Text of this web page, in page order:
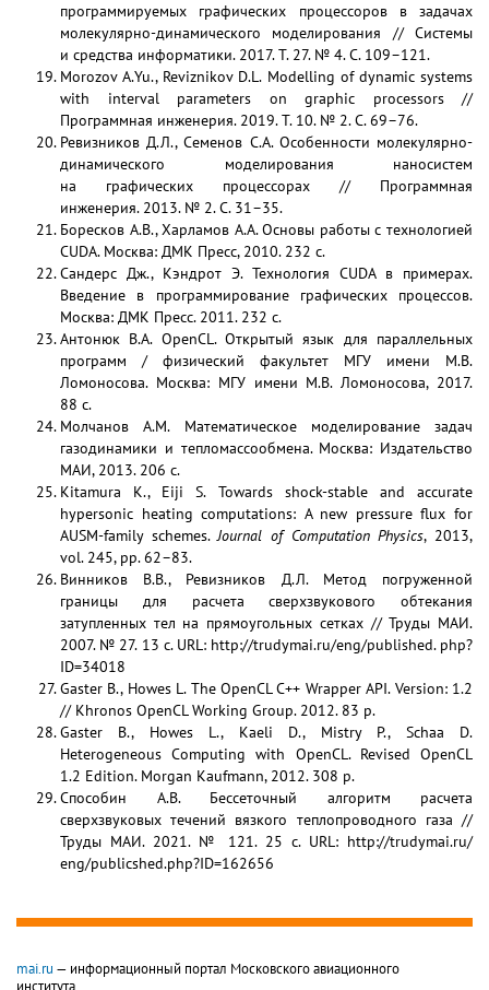
программируемых графических процессоров в задачах
молекулярно-динамического моделирования // Системы
и средства информатики. 2017. Т. 27. № 4. С. 109–121.
Morozov A.Yu., Reviznikov D.L. Modelling of dynamic systems
with interval parameters on graphic processors //
Программная инженерия. 2019. Т. 10. № 2. С. 69–76.
Ревизников Д.Л., Семенов С.А. Особенности молекулярно-
динамического моделирования наносистем
на графических процессорах // Программная
инженерия. 2013. № 2. С. 31–35.
Боресков А.В., Харламов А.А. Основы работы с технологией
CUDA. Москва: ДМК Пресс, 2010. 232 с.
Сандерс Дж., Кэндрот Э. Технология CUDA в примерах.
Введение в программирование графических процессов.
Москва: ДМК Пресс. 2011. 232 с.
Антонюк В.А. OpenCL. Открытый язык для параллельных
программ / физический факультет МГУ имени М.В.
Ломоносова. Москва: МГУ имени М.В. Ломоносова, 2017.
88 с.
Молчанов А.М. Математическое моделирование задач
газодинамики и тепломассообмена. Москва: Издательство
МАИ, 2013. 206 с.
Kitamura K., Eiji S. Towards shock-stable and accurate
hypersonic heating computations: A new pressure flux for
AUSM-family schemes.Journal of Computation Physics, 2013,
vol. 245, pp. 62–83.
Винников В.В., Ревизников Д.Л. Метод погруженной
границы для расчета сверхзвукового обтекания
затупленных тел на прямоугольных сетках // Труды МАИ.
2007. № 27. 13 с. URL: http://trudymai.ru/eng/published. php?
ID=34018
Gaster B., Howes L. The OpenCL C++ Wrapper API. Version: 1.2
// Khronos OpenCL Working Group. 2012. 83 p.
Gaster B., Howes L., Kaeli D., Mistry P., Schaa D.
Heterogeneous Computing with OpenCL. Revised OpenCL
1.2 Edition. Morgan Kaufmann, 2012. 308 p.
Способин А.В. Бессеточный алгоритм расчета
сверхзвуковых течений вязкого теплопроводного газа //
Труды МАИ. 2021. № 121. 25 с. URL: http://trudymai.ru/
eng/publicshed.php?ID=162656
mai.ru — информационный портал Московского авиационного
института